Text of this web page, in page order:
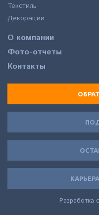
Текстиль
Декорации
О компании
Фото-отчеты
Контакты
КАРЬЕРА
Разработка